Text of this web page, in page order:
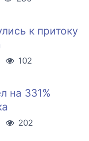
к притоку
102
на 331%
202